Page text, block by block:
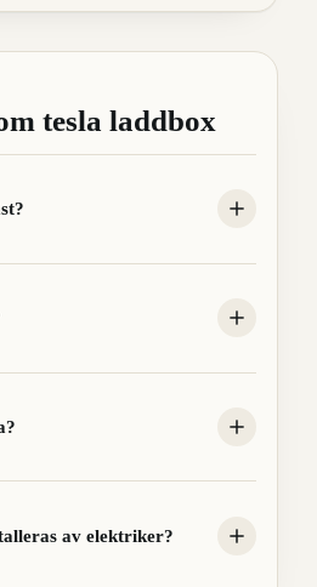
tesla laddbox
av elektriker?